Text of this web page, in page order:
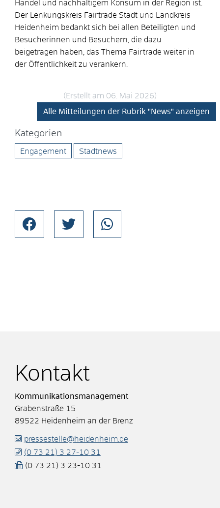
Handel und nachhaltigem Konsum in der Region ist.
Der Lenkungskreis Fairtrade Stadt und Landkreis
Heidenheim bedankt sich bei allen Beteiligten und
Besucherinnen und Besuchern, die dazu
beigetragen haben, das Thema Fairtrade weiter in
der Öffentlichkeit zu verankern.
(Erstellt am 06. Mai 2026)
Alle Mitteilungen der Rubrik "News" anzeigen
Kategorien
Engagement Stadtnews
Kontakt
Kommunikationsmanagement
Grabenstraße 15
89522 Heidenheim an der Brenz
pressestelle@heidenheim.de
(0 73 21) 3 27-10 31
(0 73 21) 3 23-10 31